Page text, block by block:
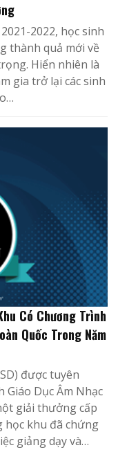
2022, học sinh
thành quả mới về
Hiển nhiên là
gia trở lại các sinh
Có Chương Trình
Quốc Trong Năm
được tuyên
Dục Âm Nhạc
giải thưởng cấp
học khu đã chứng
giảng dạy và…